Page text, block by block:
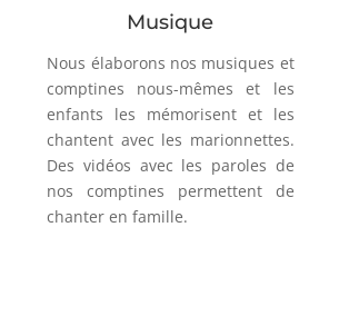
Musique
Nous élaborons nos musiques et
comptines nous-mêmes et les
enfants les mémorisent et les
chantent avec les marionnettes.
Des vidéos avec les paroles de
nos comptines permettent de
chanter en famille.